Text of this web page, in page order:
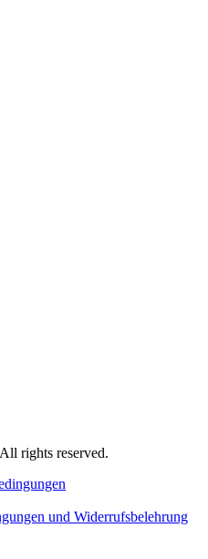
rights reserved.
und Widerrufsbelehrung